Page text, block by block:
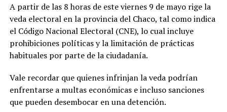
A partir de las 8 horas de este viernes 9 de mayo rige la
veda electoral en la provincia del Chaco, tal como indica
el Código Nacional Electoral (CNE), lo cual incluye
prohibiciones políticas y la limitación de prácticas
habituales por parte de la ciudadanía.
Vale recordar que quienes infrinjan la veda podrían
enfrentarse a multas económicas e incluso sanciones
que pueden desembocar en una detención.